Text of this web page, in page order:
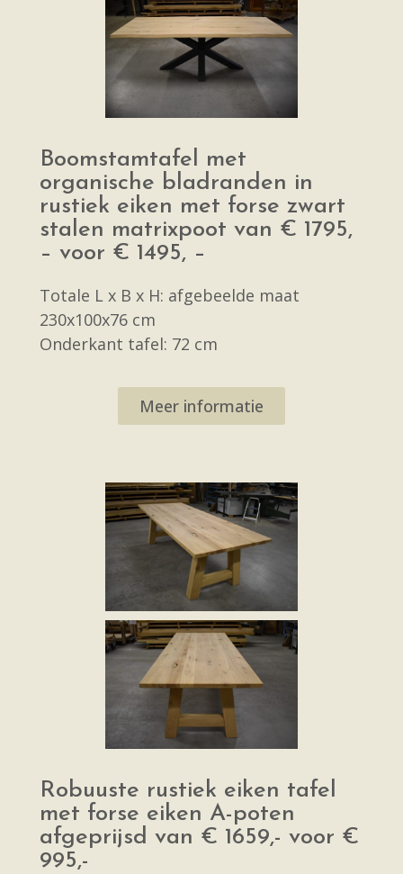
Boomstamtafel met
organische bladranden in
rustiek eiken met forse zwart
stalen matrixpoot van € 1795,
– voor € 1495, –
Totale L x B x H: afgebeelde maat
230x100x76 cm
Onderkant tafel: 72 cm
Meer informatie
Robuuste rustiek eiken tafel
met forse eiken A-poten
afgeprijsd van € 1659,- voor €
995,-